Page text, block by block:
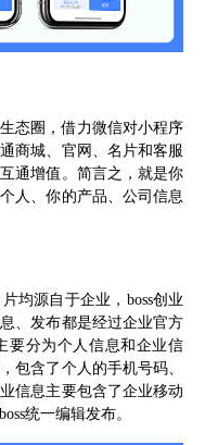
态圈，借力微信对小程序
商城、官网、名片和客服
通增值。简言之，就是你
人、你的产品、公司信息
均源自于企业，boss创业
、发布都是经过企业官方
要分为个人信息和企业信
包含了个人的手机号码、
信息主要包含了企业移动
统一编辑发布。